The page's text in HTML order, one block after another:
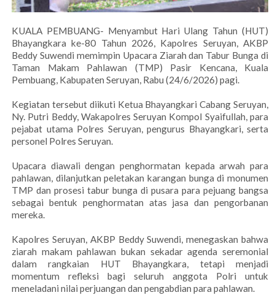
KUALA PEMBUANG- Menyambut Hari Ulang Tahun (HUT)
Bhayangkara ke-80 Tahun 2026, Kapolres Seruyan, AKBP
Beddy Suwendi memimpin Upacara Ziarah dan Tabur Bunga di
Taman Makam Pahlawan (TMP) Pasir Kencana, Kuala
Pembuang, Kabupaten Seruyan, Rabu (24/6/2026) pagi.
Kegiatan tersebut diikuti Ketua Bhayangkari Cabang Seruyan,
Ny. Putri Beddy, Wakapolres Seruyan Kompol Syaifullah, para
pejabat utama Polres Seruyan, pengurus Bhayangkari, serta
personel Polres Seruyan.
Upacara diawali dengan penghormatan kepada arwah para
pahlawan, dilanjutkan peletakan karangan bunga di monumen
TMP dan prosesi tabur bunga di pusara para pejuang bangsa
sebagai bentuk penghormatan atas jasa dan pengorbanan
mereka.
Kapolres Seruyan, AKBP Beddy Suwendi, menegaskan bahwa
ziarah makam pahlawan bukan sekadar agenda seremonial
dalam rangkaian HUT Bhayangkara, tetapi menjadi
momentum refleksi bagi seluruh anggota Polri untuk
meneladani nilai perjuangan dan pengabdian para pahlawan.